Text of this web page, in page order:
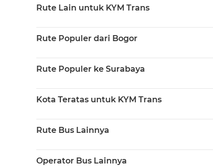
Rute Lain untuk KYM Trans
Rute Populer dari Bogor
Rute Populer ke Surabaya
Kota Teratas untuk KYM Trans
Rute Bus Lainnya
Operator Bus Lainnya